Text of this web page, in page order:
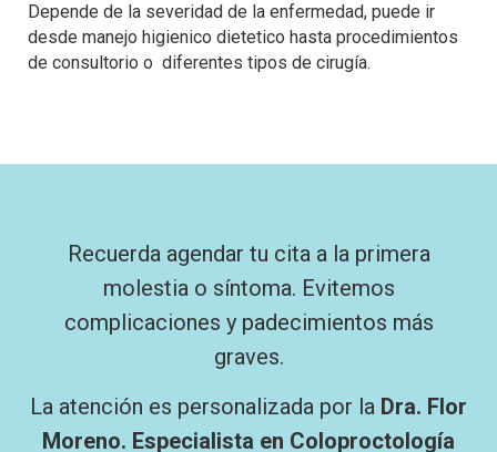
Depende de la severidad de la enfermedad, puede ir
desde manejo higienico dietetico hasta procedimientos
de consultorio o diferentes tipos de cirugía.
Recuerda agendar tu cita a la primera
molestia o síntoma. Evitemos
complicaciones y padecimientos más
graves.
La atención es personalizada por la Dra. Flor
Moreno. Especialista en Coloproctología